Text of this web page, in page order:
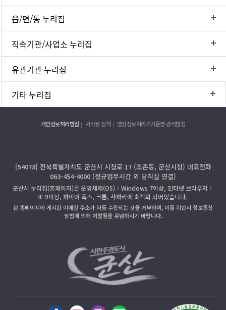
읍/면/동 누리집
직속기관/사업소 누리집
유관기관 누리집
기타 누리집
개인정보처리방침 저작권 정책 영상정보처리기기운영·관리방침
[54078] 전북특별자치도 군산시 시청로 17 (조촌동, 군산시청) 대표전화
063-454-4000 (정규업무시간 외 당직실 연결)
군산시 누리집(홈페이지)은 운영체제(OS)：Windows 7이상, 인터넷 브라우저：
IE 9이상, 파이어 폭스, 크롬, 사파리에 최적화 되어있습니다.
본 홈페이지에 게시된 이메일 주소가 자동 수집되는 것을 거부하며, 이를 위반시 정보통신
망법에 의해 처벌됨을 유념하시기 바랍니다.